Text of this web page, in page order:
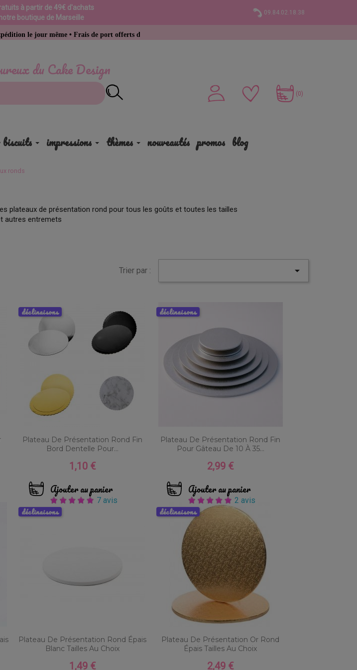
à partir de 49€ d'achats
boutique de Marseille
09.84.02.18.38
du Cake Design
jour même • Frais de port offerts dès 49 € d’achat
(0)
biscuits impressions thèmes nouveautés promos blog
ronds
plateaux de présentation rond pour tous les goûts et toutes les tailles
autres entremets
Trier par : 
Plateau De Présentation Rond Fin
Bord Dentelle Pour...
Prix
1,10 €
Ajouter au panier
7 avis
déclinaisons
Plateau De Présentation Rond Fin
Pour Gâteau De 10 À 35...
Prix
2,99 €
Ajouter au panier
2 avis
déclinaisons
Plateau De Présentation Rond Épais
Blanc Tailles Au Choix
Prix
1,49 €
déclinaisons
Plateau De Présentation Or Rond
Épais Tailles Au Choix
Prix
2,49 €
déclinaisons